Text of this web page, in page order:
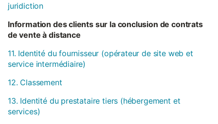
juridiction
Information des clients sur la conclusion de contrats
de vente à distance
11. Identité du fournisseur (opérateur de site web et
service intermédiaire)
12. Classement
13. Identité du prestataire tiers (hébergement et
services)